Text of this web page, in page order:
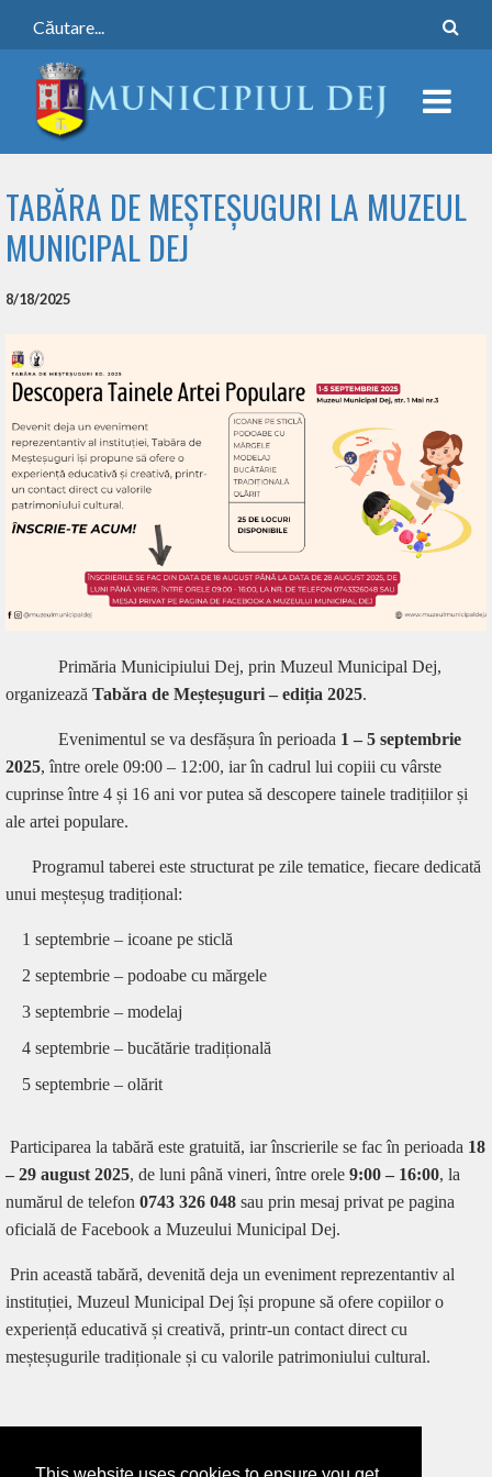
TABĂRA DE MEȘTEȘUGURI LA MUZEUL
MUNICIPAL DEJ
8/18/2025
Primăria Municipiului Dej, prin Muzeul Municipal Dej,
organizează Tabăra de Meșteșuguri – ediția 2025.
Evenimentul se va desfășura în perioada 1 – 5 septembrie
2025, între orele 09:00 – 12:00, iar în cadrul lui copiii cu vârste
cuprinse între 4 și 16 ani vor putea să descopere tainele tradițiilor și
ale artei populare.
Programul taberei este structurat pe zile tematice, fiecare dedicată
unui meșteșug tradițional:
1 septembrie – icoane pe sticlă
2 septembrie – podoabe cu mărgele
3 septembrie – modelaj
4 septembrie – bucătărie tradițională
5 septembrie – olărit
Participarea la tabără este gratuită, iar înscrierile se fac în perioada 18
– 29 august 2025, de luni până vineri, între orele 9:00 – 16:00, la
numărul de telefon 0743 326 048 sau prin mesaj privat pe pagina
oficială de Facebook a Muzeului Municipal Dej.
Prin această tabără, devenită deja un eveniment reprezentantiv al
instituției, Muzeul Municipal Dej își propune să ofere copiilor o
experiență educativă și creativă, printr-un contact direct cu
meșteșugurile tradiționale și cu valorile patrimoniului cultural.